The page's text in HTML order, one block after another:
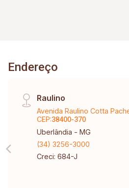
Endereço
Raulino
Avenida Raulino Cotta
CEP:38400-370
Uberlândia - MG
(34) 3256-3000
Creci: 684-J